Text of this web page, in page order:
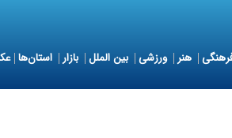
هنر ورزشی بین الملل بازار استان‌ها